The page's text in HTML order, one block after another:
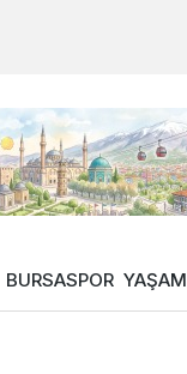
BURSASPOR YAŞAM